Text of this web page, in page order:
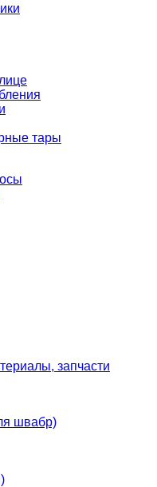
тары
запчасти
швабр)